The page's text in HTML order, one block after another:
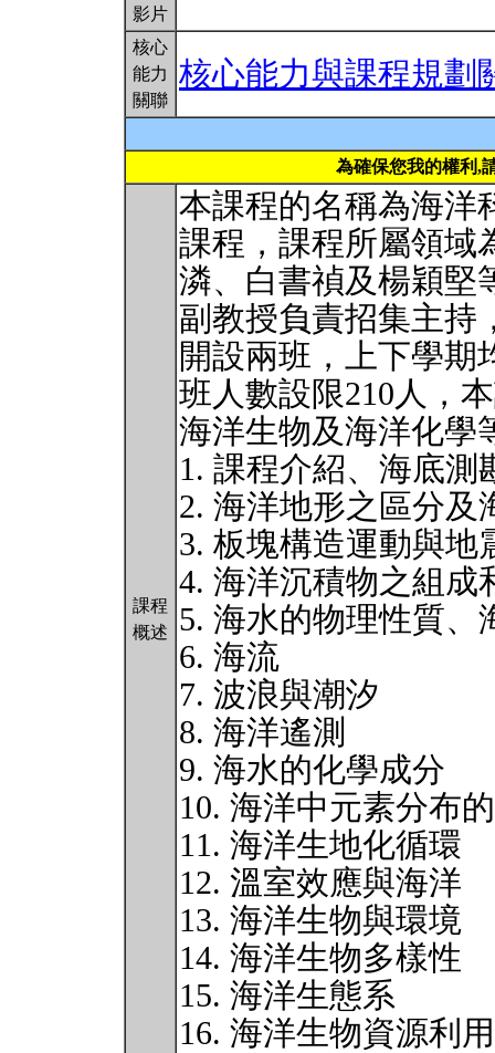
影片
核心
能力
關聯
核心能力與課程規劃
為確保您我的權利,
課程
概述
本課程的名稱為海洋
課程，課程所屬領域
潾、白書禎及楊穎堅
副教授負責招集主持
開設兩班，上下學期
班人數設限210人，
海洋生物及海洋化學
1. 課程介紹、海底測
2. 海洋地形之區分及
3. 板塊構造運動與地
4. 海洋沉積物之組成
5. 海水的物理性質、
6. 海流
7. 波浪與潮汐
8. 海洋遙測
9. 海水的化學成分
10. 海洋中元素分布
11. 海洋生地化循環
12. 溫室效應與海洋
13. 海洋生物與環境
14. 海洋生物多樣性
15. 海洋生態系
16. 海洋生物資源利